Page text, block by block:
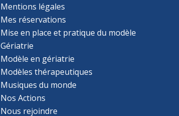
Mentions légales
Mes réservations
Mise en place et pratique du modèle
Gériatrie
Modèle en gériatrie
Modèles thérapeutiques
Musiques du monde
Nos Actions
Nous rejoindre